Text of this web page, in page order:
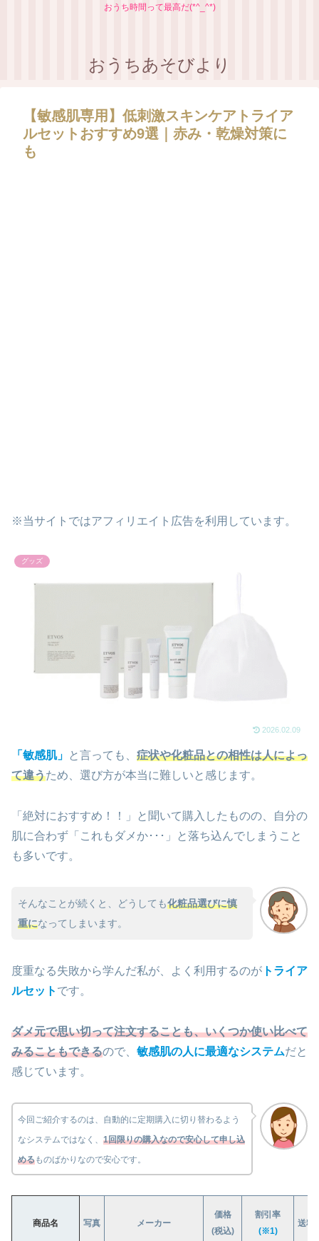
おうち時間って最高だ(*^_^*)
おうちあそびより
【敏感肌専用】低刺激スキンケアトライア
ルセットおすすめ9選｜赤み・乾燥対策に
も
※当サイトではアフィリエイト広告を利用しています。
グッズ
2026.02.09
「敏感肌」 と言っても、 症状や化粧品との相性は人によっ
て違うため、選び方が本当に難しいと感じます。
「絶対におすすめ！！」と聞いて購入したものの、自分の
肌に合わず「これもダメか･･･」と落ち込んでしまうこと
も多いです。
そんなことが続くと、どうしても化粧品選びに慎
重になってしまいます。
度重なる失敗から学んだ私が、よく利用するのが トライア
ルセット です。
ダメ元で思い切って注文することも、いくつか使い比べて
みることもできるので、 敏感肌の人に最適なシステムだと
感じています。
今回ご紹介するのは、自動的に定期購入に切り替わるよう
なシステムではなく、 1回限りの購入なので安心して申し込
めるものばかりなので安心です。
商品名 写真 メーカー
価格
(税込)
割引率
(※1)
送料